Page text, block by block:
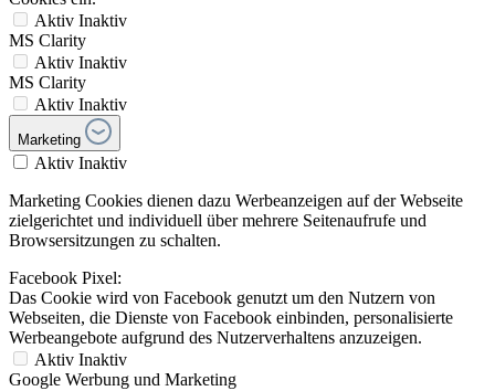
Aktiv Inaktiv
MS Clarity
Aktiv Inaktiv
MS Clarity
Aktiv Inaktiv
Marketing
Aktiv Inaktiv
Marketing Cookies dienen dazu Werbeanzeigen auf der Webseite
zielgerichtet und individuell über mehrere Seitenaufrufe und
Browsersitzungen zu schalten.
Facebook Pixel:
Das Cookie wird von Facebook genutzt um den Nutzern von
Webseiten, die Dienste von Facebook einbinden, personalisierte
Werbeangebote aufgrund des Nutzerverhaltens anzuzeigen.
Aktiv Inaktiv
Google Werbung und Marketing